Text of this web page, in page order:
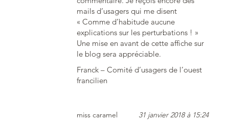
mails d’usagers qui me disent
« Comme d’habitude aucune
explications sur les perturbations ! »
Une mise en avant de cette affiche sur
le blog sera appréciable.
Franck – Comité d’usagers de l’ouest
francilien
miss caramel 31 janvier 2018 à 15:24